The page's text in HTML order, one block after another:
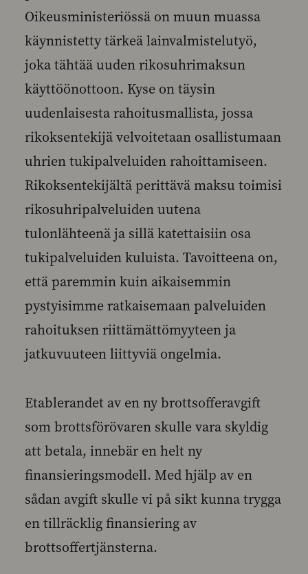
Oikeusministeriössä on muun muassa
käynnistetty tärkeä lainvalmistelutyö,
joka tähtää uuden rikosuhrimaksun
käyttöönottoon. Kyse on täysin
uudenlaisesta rahoitusmallista, jossa
rikoksentekijä velvoitetaan osallistumaan
uhrien tukipalveluiden rahoittamiseen.
Rikoksentekijältä perittävä maksu toimisi
rikosuhripalveluiden uutena
tulonlähteenä ja sillä katettaisiin osa
tukipalveluiden kuluista. Tavoitteena on,
että paremmin kuin aikaisemmin
pystyisimme ratkaisemaan palveluiden
rahoituksen riittämättömyyteen ja
jatkuvuuteen liittyviä ongelmia.
Etablerandet av en ny brottsofferavgift
som brottsförövaren skulle vara skyldig
att betala, innebär en helt ny
finansieringsmodell. Med hjälp av en
sådan avgift skulle vi på sikt kunna trygga
en tillräcklig finansiering av
brottsoffertjänsterna.